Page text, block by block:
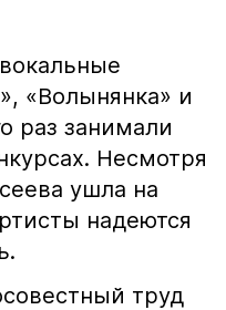
«Волынянка» и
раз занимали
Несмотря
ушла на
надеются
труд